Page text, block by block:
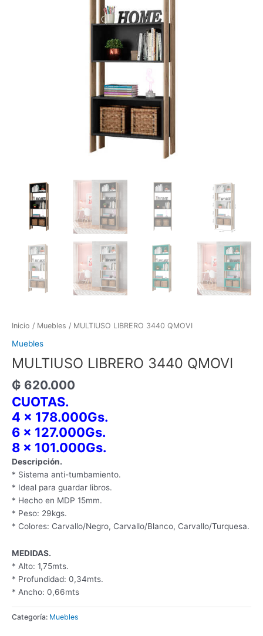
Inicio / Muebles / MULTIUSO LIBRERO 3440 QMOVI
Muebles
MULTIUSO LIBRERO 3440 QMOVI
₲ 620.000
CUOTAS.
4 x 178.000Gs.
6 x 127.000Gs.
8 x 101.000Gs.
​Descripción.
* Sistema anti-tumbamiento.
* Ideal para guardar libros.
* Hecho en MDP 15mm.
* Peso: 29kgs.
* Colores: Carvallo/Negro, Carvallo/Blanco, Carvallo/Turquesa.
MEDIDAS.
* Alto: 1,75mts.
* Profundidad: 0,34mts.
* Ancho: 0,66mts
Categoría: Muebles